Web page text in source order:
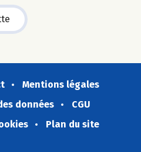
Mentions légales
données
CGU
Plan du site